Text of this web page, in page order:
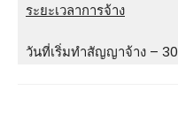
ระยะเวลาการจ้าง
วันที่เริ่มทำสัญญาจ้าง –